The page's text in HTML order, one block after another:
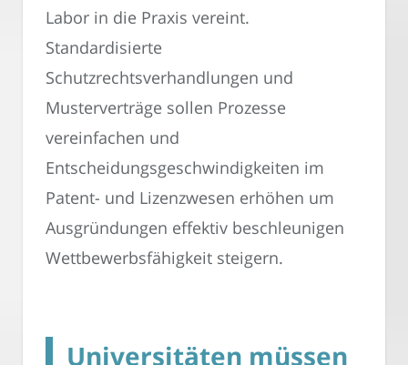
Labor in die Praxis vereint.
Standardisierte
Schutzrechtsverhandlungen und
Musterverträge sollen Prozesse
vereinfachen und
Entscheidungsgeschwindigkeiten im
Patent- und Lizenzwesen erhöhen um
Ausgründungen effektiv beschleunigen
Wettbewerbsfähigkeit steigern.
Universitäten müssen